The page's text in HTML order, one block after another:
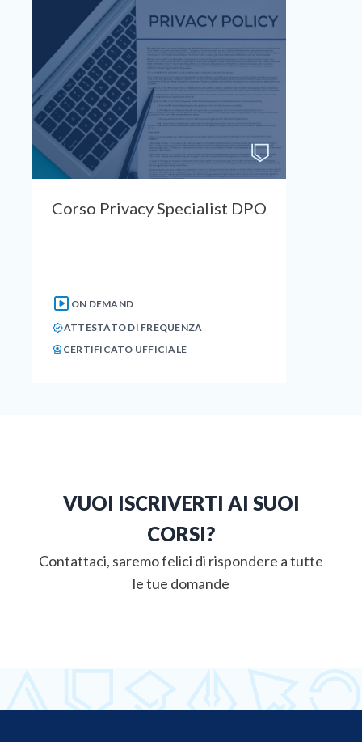
Corso Privacy Specialist DPO
ON DEMAND
ATTESTATO DI FREQUENZA
CERTIFICATO UFFICIALE
VUOI ISCRIVERTI AI SUOI
CORSI?
Contattaci, saremo felici di rispondere a tutte
le tue domande